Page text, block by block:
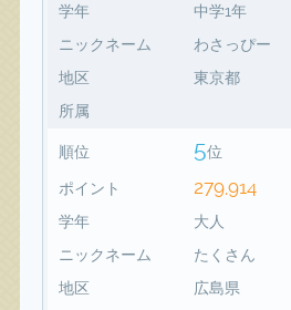
学年
中学1年
ニックネーム
わさっぴー
地区
東京都
所属
順位 5位
ポイント 279,914
学年
大人
ニックネーム
たくさん
地区
広島県